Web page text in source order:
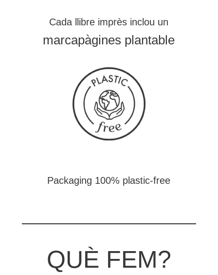
Cada llibre imprès inclou un
marcapàgines plantable
Packaging 100% plastic-free
QUÈ FEM?